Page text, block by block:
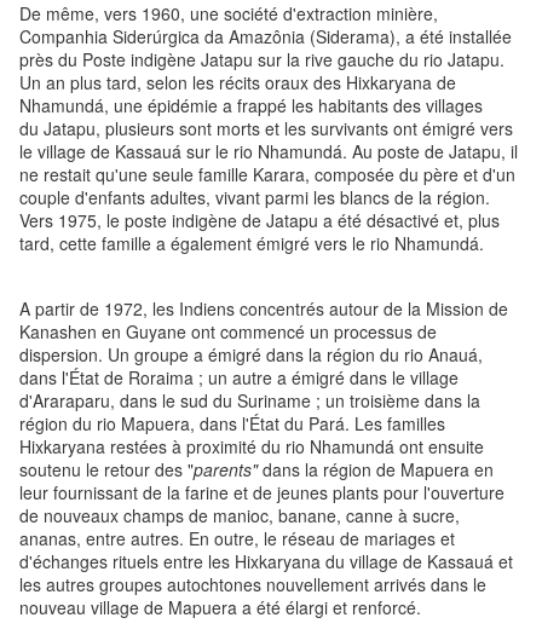
De même, vers 1960, une société d'extraction minière,
Companhia Siderúrgica da Amazônia (Siderama), a été installée
près du Poste indigène Jatapu sur la rive gauche du rio Jatapu.
Un an plus tard, selon les récits oraux des Hixkaryana de
Nhamundá, une épidémie a frappé les habitants des villages
du Jatapu, plusieurs sont morts et les survivants ont émigré vers
le village de Kassauá sur le rio Nhamundá. Au poste de Jatapu, il
ne restait qu'une seule famille Karara, composée du père et d'un
couple d'enfants adultes, vivant parmi les blancs de la région.
Vers 1975, le poste indigène de Jatapu a été désactivé et, plus
tard, cette famille a également émigré vers le rio Nhamundá.
A partir de 1972, les Indiens concentrés autour de la Mission de
Kanashen en Guyane ont commencé un processus de
dispersion. Un groupe a émigré dans la région du rio Anauá,
dans l'État de Roraima ; un autre a émigré dans le village
d'Araraparu, dans le sud du Suriname ; un troisième dans la
région du rio Mapuera, dans l'État du Pará. Les familles
Hixkaryana restées à proximité du rio Nhamundá ont ensuite
soutenu le retour des "parents" dans la région de Mapuera en
leur fournissant de la farine et de jeunes plants pour l'ouverture
de nouveaux champs de manioc, banane, canne à sucre,
ananas, entre autres. En outre, le réseau de mariages et
d'échanges rituels entre les Hixkaryana du village de Kassauá et
les autres groupes autochtones nouvellement arrivés dans le
nouveau village de Mapuera a été élargi et renforcé.